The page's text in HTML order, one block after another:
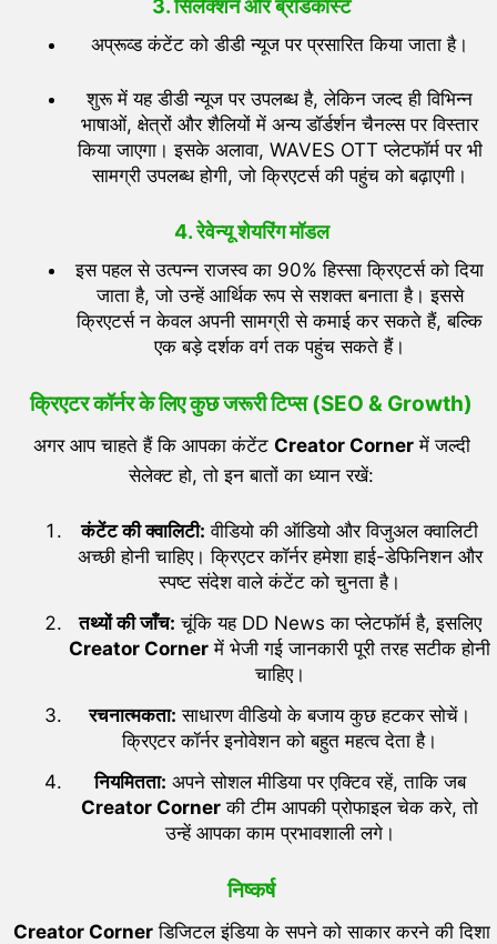
3.सिलेक्शन और ब्रॉडकास्ट
अप्रूव्ड कंटेंट को डीडी न्यूज पर प्रसारित किया जाता है।
शुरू में यह डीडी न्यूज पर उपलब्ध है, लेकिन जल्द ही विभिन्न
भाषाओं, क्षेत्रों और शैलियों में अन्य डॉर्डर्शन चैनल्स पर विस्तार
किया जाएगा। इसके अलावा, WAVES OTT प्लेटफॉर्म पर भी
सामग्री उपलब्ध होगी, जो क्रिएटर्स की पहुंच को बढ़ाएगी।
4.रेवेन्यू शेयरिंग मॉडल
इस पहल से उत्पन्न राजस्व का 90% हिस्सा क्रिएटर्स को दिया
जाता है, जो उन्हें आर्थिक रूप से सशक्त बनाता है। इससे
क्रिएटर्स न केवल अपनी सामग्री से कमाई कर सकते हैं, बल्कि
एक बड़े दर्शक वर्ग तक पहुंच सकते हैं।
क्रिएटर कॉर्नर के लिए कुछ जरूरी टिप्स (SEO & Growth)
अगर आप चाहते हैं कि आपका कंटेंट Creator Cornerमें जल्दी
सेलेक्ट हो, तो इन बातों का ध्यान रखें:
कंटेंट की क्वालिटी: वीडियो की ऑडियो और विजुअल क्वालिटी
अच्छी होनी चाहिए। क्रिएटर कॉर्नर हमेशा हाई-डेफिनिशन और
स्पष्ट संदेश वाले कंटेंट को चुनता है।
तथ्यों की जाँच: चूंकि यह DD News का प्लेटफॉर्म है, इसलिए
Creator Corner में भेजी गई जानकारी पूरी तरह सटीक होनी
चाहिए।
रचनात्मकता: साधारण वीडियो के बजाय कुछ हटकर सोचें।
क्रिएटर कॉर्नर इनोवेशन को बहुत महत्व देता है।
नियमितता: अपने सोशल मीडिया पर एक्टिव रहें, ताकि जब
Creator Corner की टीम आपकी प्रोफाइल चेक करे, तो
उन्हें आपका काम प्रभावशाली लगे।
निष्कर्ष
Creator Cornerडिजिटल इंडिया के सपने को साकार करने की दिशा